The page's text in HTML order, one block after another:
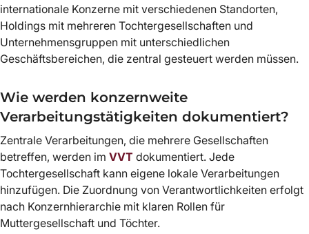
internationale Konzerne mit verschiedenen Standorten,
Holdings mit mehreren Tochtergesellschaften und
Unternehmensgruppen mit unterschiedlichen
Geschäftsbereichen, die zentral gesteuert werden müssen.
Wie werden konzernweite
Verarbeitungstätigkeiten dokumentiert?
Zentrale Verarbeitungen, die mehrere Gesellschaften
betreffen, werden im VVT dokumentiert. Jede
Tochtergesellschaft kann eigene lokale Verarbeitungen
hinzufügen. Die Zuordnung von Verantwortlichkeiten erfolgt
nach Konzernhierarchie mit klaren Rollen für
Muttergesellschaft und Töchter.